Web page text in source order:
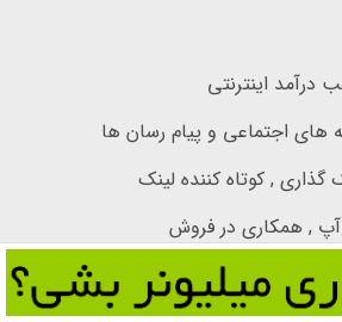
درآمد اینترنتی
های اجتماعی و پیام رسان ها
, کوتاه کننده لینک
آپ , همکاری در فروش